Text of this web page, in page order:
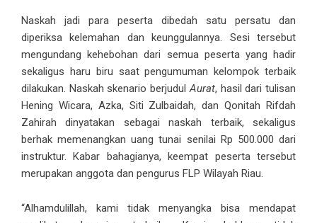
Naskah jadi para peserta dibedah satu persatu dan
diperiksa kelemahan dan keunggulannya. Sesi tersebut
mengundang kehebohan dari semua peserta yang hadir
sekaligus haru biru saat pengumuman kelompok terbaik
dilakukan. Naskah skenario berjudulAurat, hasil dari tulisan
Hening Wicara, Azka, Siti Zulbaidah, dan Qonitah Rifdah
Zahirah dinyatakan sebagai naskah terbaik, sekaligus
berhak memenangkan uang tunai senilai Rp 500.000 dari
instruktur. Kabar bahagianya, keempat peserta tersebut
merupakan anggota dan pengurus FLP Wilayah Riau.
“Alhamdulillah, kami tidak menyangka bisa mendapat